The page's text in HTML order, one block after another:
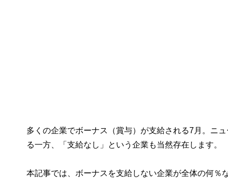
多くの企業でボーナス（賞与）が支給される7月。ニ
る一方、「支給なし」という企業も当然存在します。
本記事では、ボーナスを支給しない企業が全体の何％